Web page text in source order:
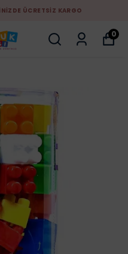
ÜCRETSİZ KARGO
0